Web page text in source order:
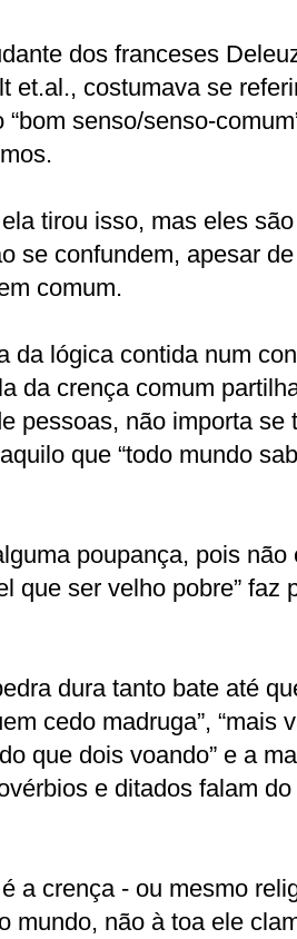
dos franceses
et.al., costumava se
senso/senso-
tirou isso, mas eles
se confundem, apesar de
comum.
da lógica contida num
da crença comum
pessoas, não importa se
que “todo mundo
poupança, pois não
que ser velho pobre” faz
dura tanto bate até
cedo madruga”, “mais
que dois voando” e a
e ditados falam
a crença - ou mesmo
mundo, não à toa ele